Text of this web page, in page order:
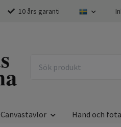
10 års garanti
Canvastavlor Hand och